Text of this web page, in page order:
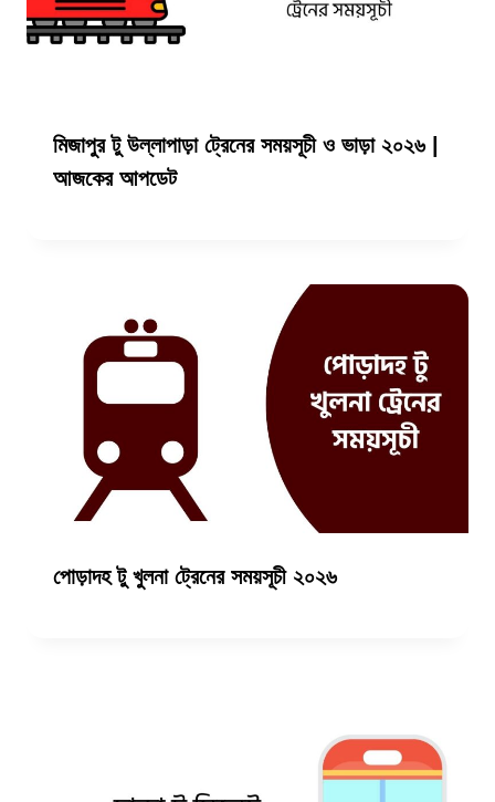
মিজাপুর টু উল্লাপাড়া ট্রেনের সময়সূচী ও ভাড়া ২০২৬ |
আজকের আপডেট
পোড়াদহ টু খুলনা ট্রেনের সময়সূচী ২০২৬